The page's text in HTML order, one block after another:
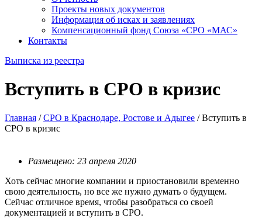
Проекты новых документов
Информация об исках и заявлениях
Компенсационный фонд Союза «СРО «МАС»
Контакты
Выписка из реестра
Вступить в СРО в кризис
Главная /СРО в Краснодаре, Ростове и Адыгее /Вступить в
СРО в кризис
Размещено: 23 апреля 2020
Хоть сейчас многие компании и приостановили временно
свою деятельность, но все же нужно думать о будущем.
Сейчас отличное время, чтобы разобраться со своей
документацией и вступить в СРО.